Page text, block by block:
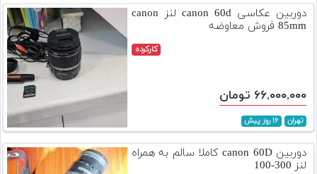
دوربین عکاسی canon 60d لنز canon
85mm فروش معاوضه
کارکرده
۶۶,۰۰۰,۰۰۰ تومان
تهران ۱۶ روز پیش
دوربین canon 60D کاملا سالم به همراه
لنز 300-100